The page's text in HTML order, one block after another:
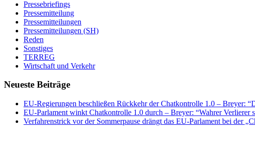
Pressebriefings
Pressemitteilung
Pressemitteilungen
Pressemitteilungen (SH)
Reden
Sonstiges
TERREG
Wirtschaft und Verkehr
Neueste Beiträge
EU-Regierungen beschließen Rückkehr der Chatkontrolle 1.0 – Breyer:
EU-Parlament winkt Chatkontrolle 1.0 durch – Breyer: “Wahrer Verlierer
Verfahrenstrick vor der Sommerpause drängt das EU-Parlament bei der